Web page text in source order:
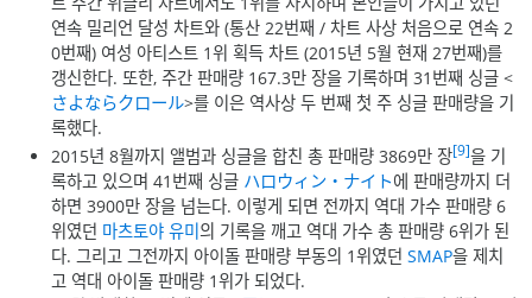
연속 밀리언 달성 차트와 (통산 22번째 / 차트 사상 처음으로 연속 2
0번째) 여성 아티스트 1위 획득 차트 (2015년 5월 현재 27번째)를
갱신한다. 또한, 주간 판매량 167.3만 장을 기록하며 31번째 싱글 <
さよならクロール>를 이은 역사상 두 번째 첫 주 싱글 판매량을 기
록했다.
2015년 8월까지 앨범과 싱글을 합친 총 판매량 3869만 장[9]을 기
록하고 있으며 41번째 싱글 ハロウィン・ナイト에 판매량까지 더
하면 3900만 장을 넘는다. 이렇게 되면 전까지 역대 가수 판매량 6
위였던 마츠토야 유미의 기록을 깨고 역대 가수 총 판매량 6위가 된
다. 그리고 그전까지 아이돌 판매량 부동의 1위였던SMAP을 제치
고 역대 아이돌 판매량 1위가 되었다.